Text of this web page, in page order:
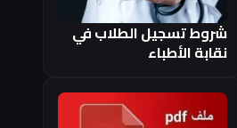
شروط تسجيل الطلاب في
نقابة الأطباء